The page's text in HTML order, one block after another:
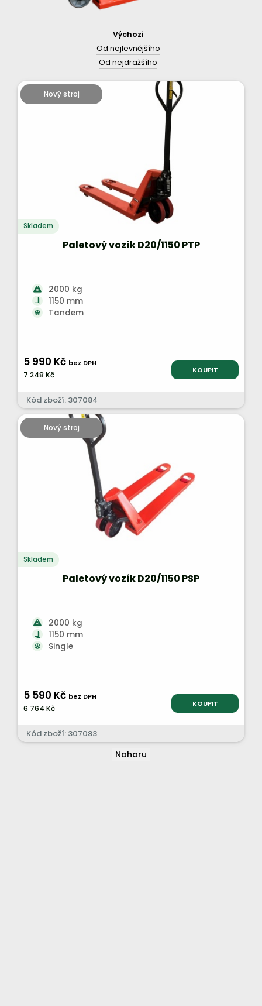
Výchozí
Od nejlevnějšího
Od nejdražšího
Nový stroj
Skladem
Paletový vozík D20/1150 PTP
2000 kg
1150 mm
Tandem
5 990 Kč bez DPH
7 248 Kč KOUPIT
Kód zboží: 307084
Nový stroj
Skladem
Paletový vozík D20/1150 PSP
2000 kg
1150 mm
Single
5 590 Kč bez DPH
6 764 Kč KOUPIT
Kód zboží: 307083
Nahoru